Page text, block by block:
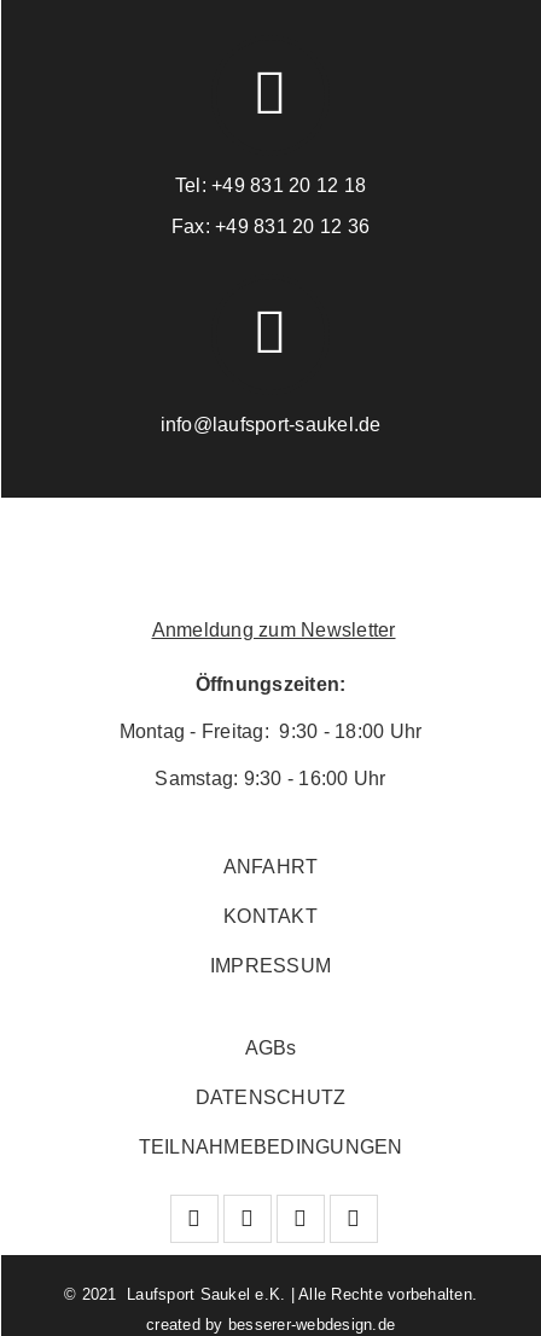
Tel: +49 831 20 12 18
Fax: +49 831 20 12 36
info@laufsport-saukel.de
Anmeldung zum Newsletter
Öffnungszeiten:
Montag - Freitag: 9:30 - 18:00 Uhr
Samstag: 9:30 - 16:00 Uhr
ANFAHRT
KONTAKT
IMPRESSUM
AGBs
DATENSCHUTZ
TEILNAHMEBEDINGUNGEN
© 2021 Laufsport Saukel e.K. | Alle Rechte vorbehalten.
created by besserer-webdesign.de